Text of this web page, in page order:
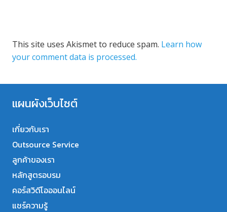
This site uses Akismet to reduce spam. Learn how
your comment data is processed.
แผนผังเว็บไซต์
เกี่ยวกับเรา
Outsource Service
ลูกค้าของเรา
หลักสูตรอบรม
คอร์สวิดีโอออนไลน์
แชร์ความรู้